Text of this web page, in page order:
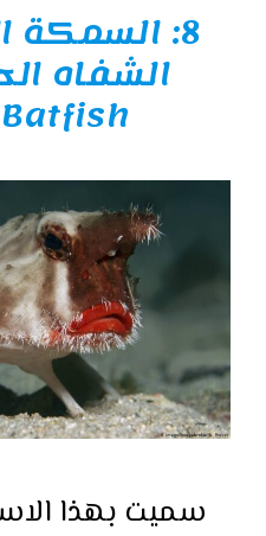
8: السمكة
سميت بهذا